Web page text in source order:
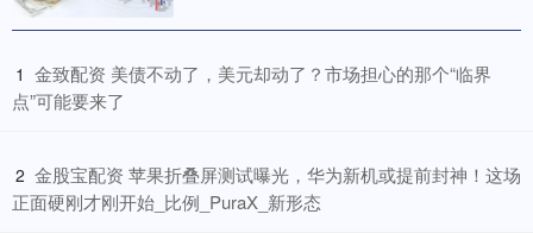
1 ​金致配资 美债不动了，美元却动了？市场担心的那个“临界
点”可能要来了
2 ​金股宝配资 苹果折叠屏测试曝光，华为新机或提前封神！这场
正面硬刚才刚开始_比例_PuraX_新形态